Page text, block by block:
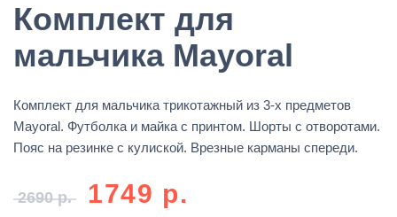
Комплект для
мальчика Mayoral
Комплект для мальчика трикотажный из 3-х предметов
Mayoral. Футболка и майка с принтом. Шорты с отворотами.
Пояс на резинке с кулиской. Врезные карманы спереди.
2690р. 1749 р.